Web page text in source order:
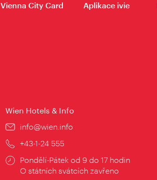
Vienna City Card Aplikace ivie
Wien Hotels & Info
E-
info@wien.info
Telefon:
+43-1-24 555
Provozní
doba:
Pondělí-Pátek od 9 do 17 hodin
O státních svátcích zavřeno